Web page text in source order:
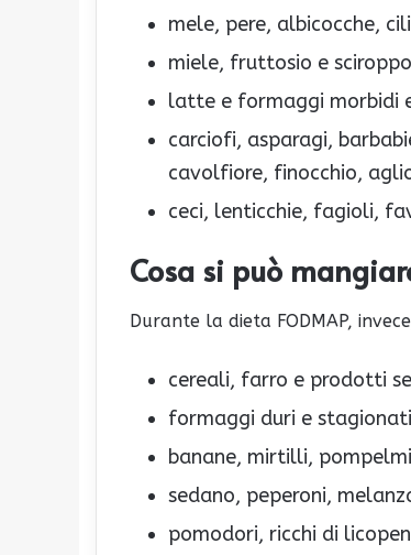
mele, pere, albicocche,
miele, fruttosio e
latte e formaggi morbidi
carciofi, asparagi,
cavolfiore, finocchio,
ceci, lenticchie, fagioli,
Cosa si può
Durante la dieta FODMAP,
cereali, farro e prodotti
formaggi duri e
banane, mirtilli,
sedano, peperoni,
pomodori, ricchi di